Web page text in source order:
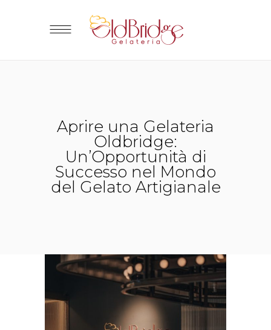
Aprire una Gelateria
Oldbridge:
Un’Opportunità di
Successo nel Mondo
del Gelato Artigianale